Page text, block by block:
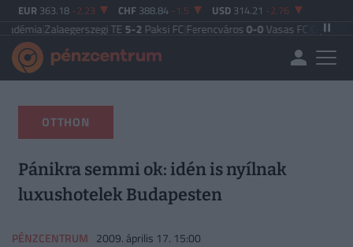
EUR 363.18 -2.23 CHF 388.84 -1.5 USD 314.21 -2.76
TE5-2Paksi FC|Ferencváros0-0Vasas FC|Győri ETO FC 4-0
OTTHON
Pánikra semmi ok: idén is nyílnak
luxushotelek Budapesten
PÉNZCENTRUM 2009. április 17. 15:00